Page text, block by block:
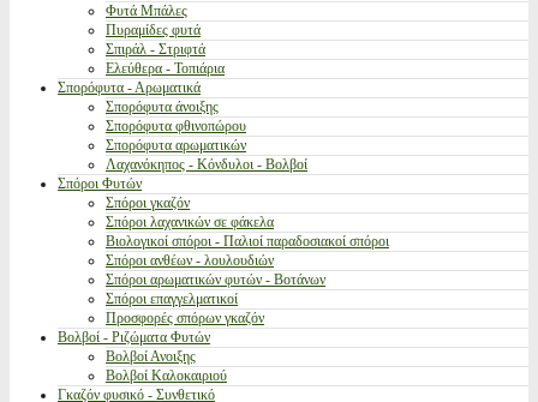
Φυτά Μπάλες
Πυραμίδες φυτά
Σπιράλ - Στριφτά
Ελεύθερα - Τοπιάρια
Σπορόφυτα - Αρωματικά
Σπορόφυτα άνοιξης
Σπορόφυτα φθινοπώρου
Σπορόφυτα αρωματικών
Λαχανόκηπος - Κόνδυλοι - Βολβοί
Σπόροι Φυτών
Σπόροι γκαζόν
Σπόροι λαχανικών σε φάκελα
Βιολογικοί σπόροι - Παλιοί παραδοσιακοί σπόροι
Σπόροι ανθέων - λουλουδιών
Σπόροι αρωματικών φυτών - Βοτάνων
Σπόροι επαγγελματικοί
Προσφορές σπόρων γκαζόν
Βολβοί - Ριζώματα Φυτών
Βολβοί Ανοιξης
Βολβοί Καλοκαιριού
Γκαζόν φυσικό - Συνθετικό